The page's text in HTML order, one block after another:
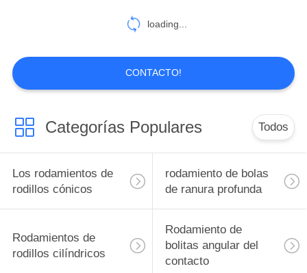
El rodamiento de
Unidad de
rodamiento de bolas
de bloque de
almohada,
59
loading...
CONTACTO!
Categorías Populares Todos
Los rodamientos de
rodillos cónicos
rodamiento de bolas
de ranura profunda
Rodamientos de
rodillos cilíndricos
Rodamiento de
bolitas angular del
contacto